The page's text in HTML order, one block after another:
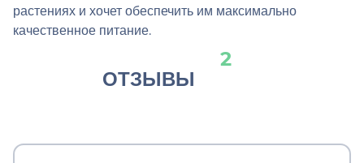
растениях и хочет обеспечить им максимально
качественное питание.
ОТЗЫВЫ
2